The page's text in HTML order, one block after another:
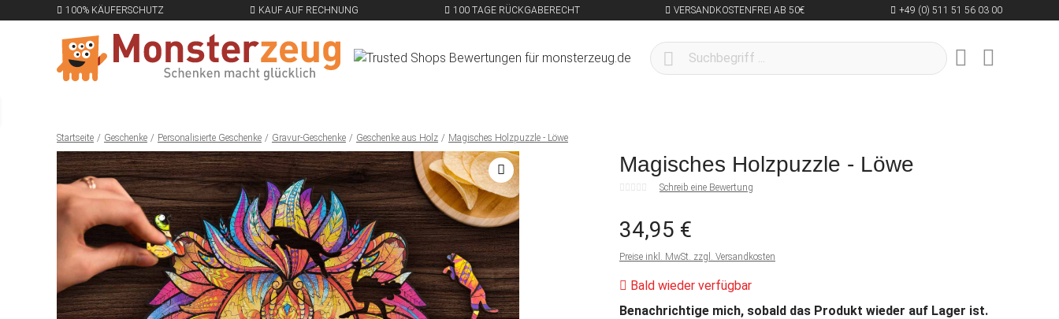
100% KÄUFERSCHUTZ KAUF AUF RECHNUNG 100 TAGE RÜCKGABERECHT VERSANDKOSTENFREI AB 50€ +49 (0) 511 51 56 03 00
Startseite Geschenke Personalisierte Geschenke Gravur-Geschenke Geschenke aus Holz Magisches Holzpuzzle - Löwe
Magisches Holzpuzzle - Löwe
Schreib eine Bewertung
34,95 €
Preise inkl. MwSt. zzgl. Versandkosten
Bald wieder verfügbar
Benachrichtige mich, sobald das Produkt wieder auf Lager ist.